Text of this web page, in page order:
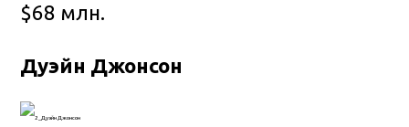
$68 млн.
Дуэйн Джонсон